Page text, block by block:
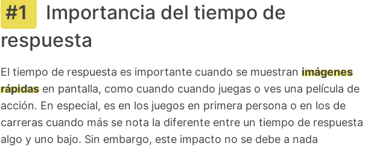
Importancia del tiempo de
respuesta
El tiempo de respuesta es importante cuando se muestran imágenes
rápidasen pantalla, como cuando cuando juegas o ves una película de
acción. En especial, es en los juegos en primera persona o en los de
carreras cuando más se nota la diferente entre un tiempo de respuesta
algo y uno bajo. Sin embargo, este impacto no se debe a nada